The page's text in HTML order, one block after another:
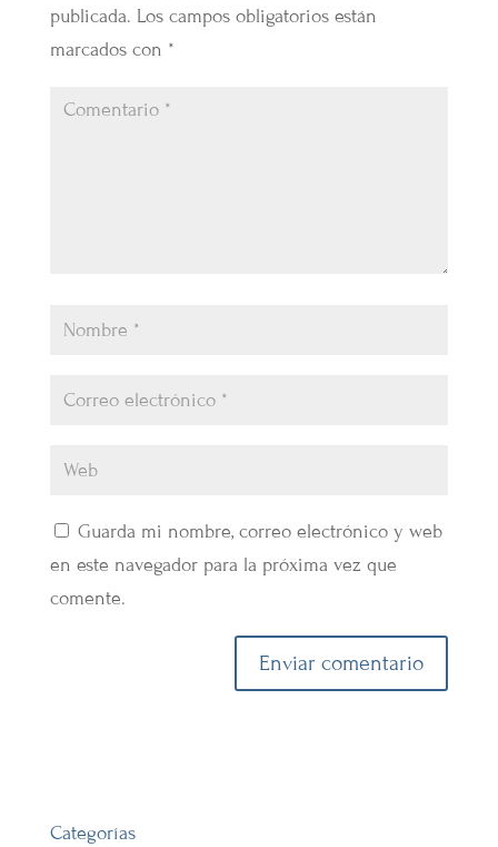
publicada. Los campos obligatorios están
marcados con *
Guarda mi nombre, correo electrónico y web
en este navegador para la próxima vez que
comente.
Categorías